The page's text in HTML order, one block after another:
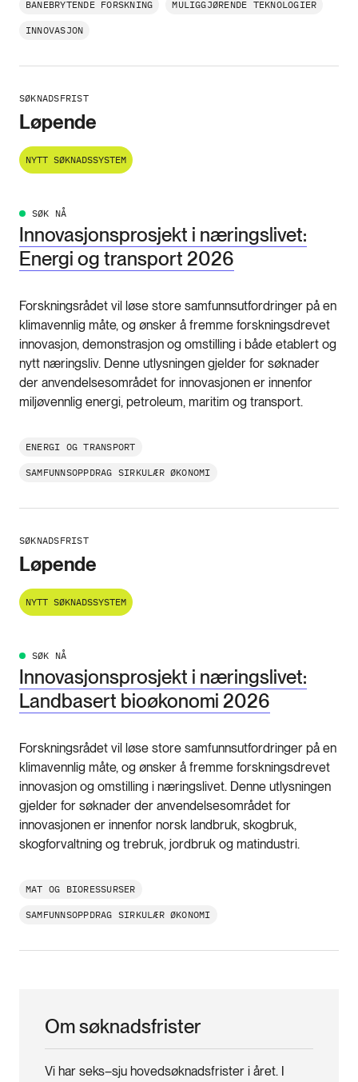
BANEBRYTENDE FORSKNING MULIGGJØRENDE TEKNOLOGIER
INNOVASJON
SØKNADSFRIST
Løpende
NYTT SØKNADSSYSTEM
SØK NÅ
Innovasjonsprosjekt i næringslivet:
Energi og transport 2026
Forskningsrådet vil løse store samfunnsutfordringer på en
klimavennlig måte, og ønsker å fremme forskningsdrevet
innovasjon, demonstrasjon og omstilling i både etablert og
nytt næringsliv. Denne utlysningen gjelder for søknader
der anvendelsesområdet for innovasjonen er innenfor
miljøvennlig energi, petroleum, maritim og transport.
ENERGI OG TRANSPORT
SAMFUNNSOPPDRAG SIRKULÆR ØKONOMI
SØKNADSFRIST
Løpende
NYTT SØKNADSSYSTEM
SØK NÅ
Innovasjonsprosjekt i næringslivet:
Landbasert bioøkonomi 2026
Forskningsrådet vil løse store samfunnsutfordringer på en
klimavennlig måte, og ønsker å fremme forskningsdrevet
innovasjon og omstilling i næringslivet. Denne utlysningen
gjelder for søknader der anvendelsesområdet for
innovasjonen er innenfor norsk landbruk, skogbruk,
skogforvaltning og trebruk, jordbruk og matindustri.
MAT OG BIORESSURSER
SAMFUNNSOPPDRAG SIRKULÆR ØKONOMI
Om søknadsfrister
Vi har seks–sju hovedsøknadsfrister i året. I